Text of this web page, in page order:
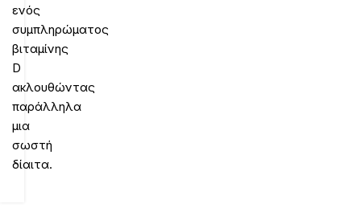
ενός
συμπληρώματος
βιταμίνης
D
ακλουθώντας
παράλληλα
μια
σωστή
δίαιτα.